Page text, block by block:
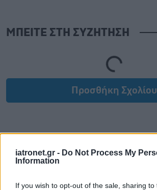
iatronet.gr - Do Not Process My
Information
If you wish to opt-out of the sale, sharing
ΜΠΕΙΤΕ ΣΤΗ ΣΥΖΗΤΗΣΗ
Loading...
Προσθήκη Σχολίου